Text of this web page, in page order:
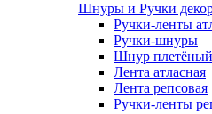
Шнуры и Ручки
Ручки-ленты
Ручки-шнуры
Шнур плетёный
Лента атласная
Лента репсовая
Ручки-ленты